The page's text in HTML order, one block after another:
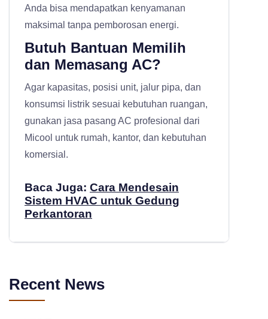
Anda bisa mendapatkan kenyamanan
maksimal tanpa pemborosan energi.
Butuh Bantuan Memilih
dan Memasang AC?
Agar kapasitas, posisi unit, jalur pipa, dan
konsumsi listrik sesuai kebutuhan ruangan,
gunakan jasa pasang AC profesional dari
Micool untuk rumah, kantor, dan kebutuhan
komersial.
Baca Juga: Cara Mendesain
Sistem HVAC untuk Gedung
Perkantoran
Recent News